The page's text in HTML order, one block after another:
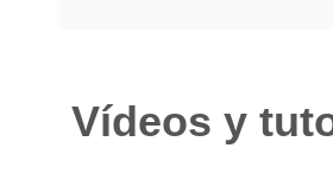
Vídeos y